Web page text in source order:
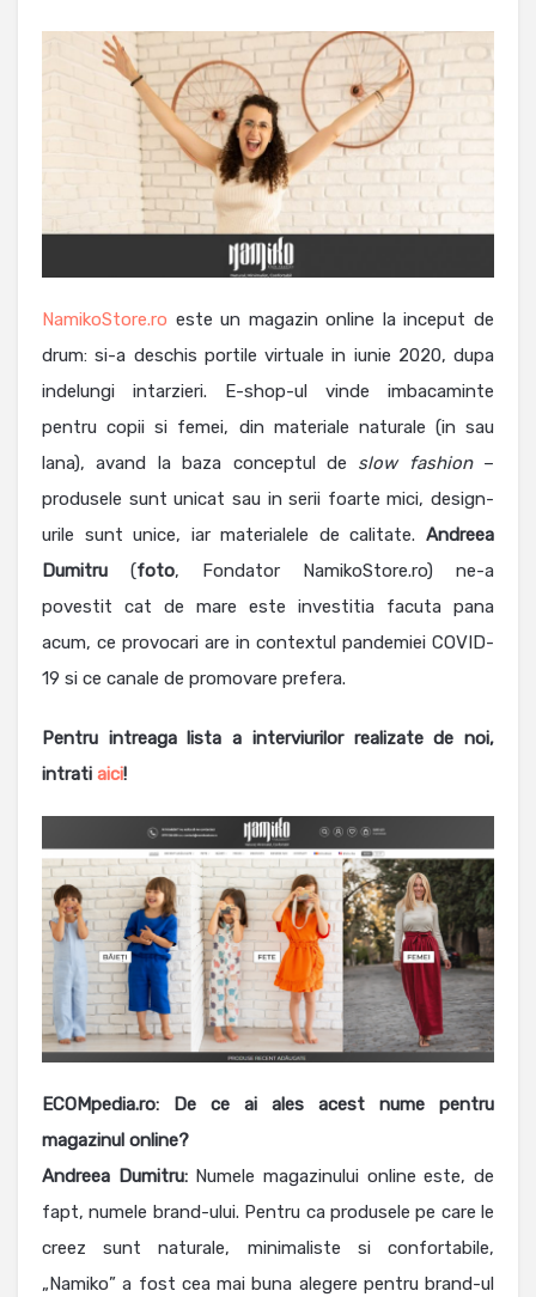
NamikoStore.ro este un magazin online la inceput de
drum: si-a deschis portile virtuale in iunie 2020, dupa
indelungi intarzieri. E-shop-ul vinde imbacaminte
pentru copii si femei, din materiale naturale (in sau
lana), avand la baza conceptul de slow fashion–
produsele sunt unicat sau in serii foarte mici, design-
urile sunt unice, iar materialele de calitate. Andreea
Dumitru (foto, Fondator NamikoStore.ro) ne-a
povestit cat de mare este investitia facuta pana
acum, ce provocari are in contextul pandemiei COVID-
19 si ce canale de promovare prefera.
Pentru intreaga lista a interviurilor realizate de noi,
intrati aici!
ECOMpedia.ro: De ce ai ales acest nume pentru
magazinul online?
Andreea Dumitru:Numele magazinului online este, de
fapt, numele brand-ului. Pentru ca produsele pe care le
creez sunt naturale, minimaliste si confortabile,
„Namiko” a fost cea mai buna alegere pentru brand-ul